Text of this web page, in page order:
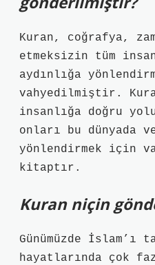
Kuran, coğrafya,
etmeksizin tüm
aydınlığa
vahyedilmiştir.
insanlığa doğru
onları bu dünyada
yönlendirmek için
kitaptır.
Kuran niçin
Günümüzde
hayatlarında çok